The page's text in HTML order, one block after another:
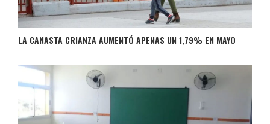
LA CANASTA CRIANZA AUMENTÓ APENAS UN 1,79% EN MAYO